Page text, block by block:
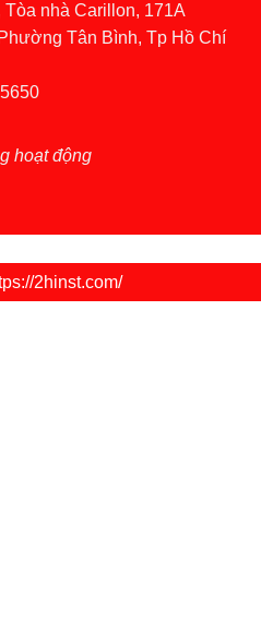
Tòa nhà Carillon, 171A
Tân Bình, Tp Hồ Chí
hoạt động
2hinst.com/